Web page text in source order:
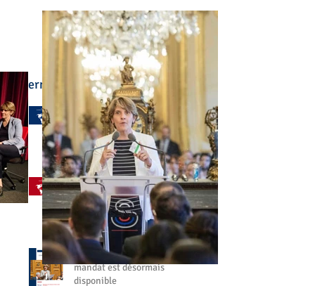
Derniers articles :
🌍 L'enseignement
français à l'étranger a été
au cœur de mon
engagement
il y a 4 jours
🤝 Aller à votre rencontre,
partout dans le monde
📘 Mon bilan de fin de
mandat est désormais
disponible